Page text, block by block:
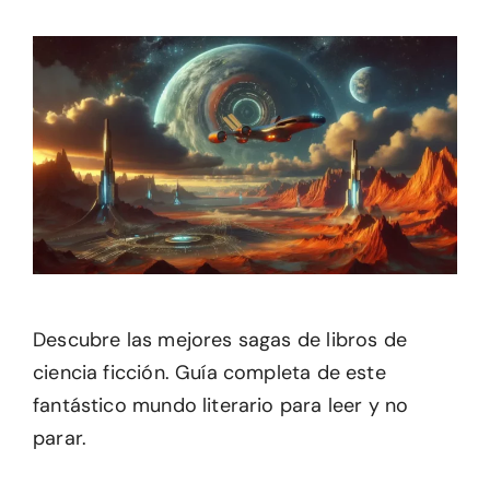
Descubre las mejores sagas de libros de
ciencia ficción. Guía completa de este
fantástico mundo literario para leer y no
parar.